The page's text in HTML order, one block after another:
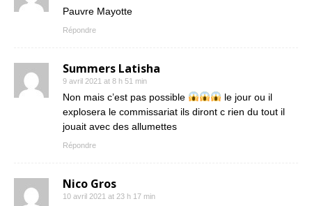
Pauvre Mayotte
Répondre
Summers Latisha
9 avril 2021 at 8 h 51 min
Non mais c’est pas possible
le jour ou il
explosera le commissariat ils diront c rien du tout il
jouait avec des allumettes
Répondre
Nico Gros
10 avril 2021 at 23 h 17 min